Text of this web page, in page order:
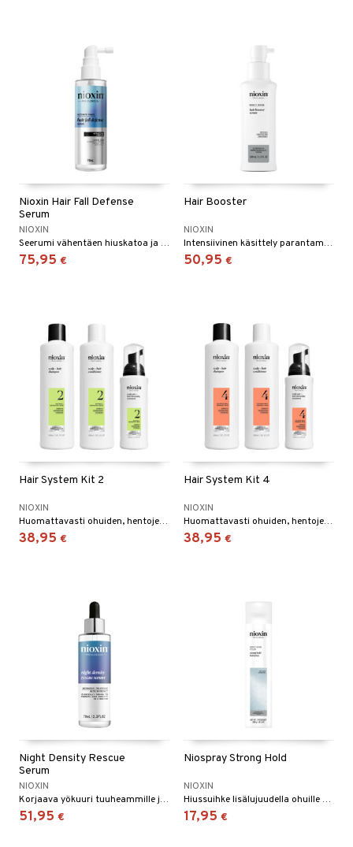
Nioxin Hair Fall Defense
Serum
NIOXIN
Seerumi vähentäen hiuskatoa ja tehden hiuksista paksummat - Nioxin
75,95 €
Hair Booster
NIOXIN
Intensiivinen käsittely parantamaan hiustenkasvua - Nioxin.
50,95 €
Hair System Kit 2
NIOXIN
Huomattavasti ohuiden, hentojen & käsittelemättömien hiusten hoito.
38,95 €
Hair System Kit 4
NIOXIN
Huomattavasti ohuiden, hentojen & kemiallisesti käsiteltyjen hiusten hoito.
38,95 €
Night Density Rescue
Serum
NIOXIN
Korjaava yökuuri tuuheammille ja paksummille hiuksille Nioxinilta
51,95 €
Niospray Strong Hold
NIOXIN
Hiussuihke lisälujuudella ohuille hiuksille - Nioxin.
17,95 €